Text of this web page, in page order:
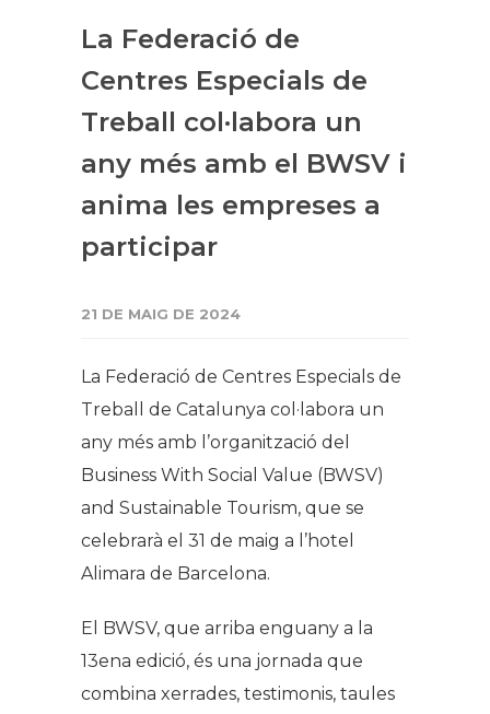
La Federació de
Centres Especials de
Treball col·labora un
any més amb el BWSV i
anima les empreses a
participar
21 DE MAIG DE 2024
La Federació de Centres Especials de
Treball de Catalunya col·labora un
any més amb l’organització del
Business With Social Value (BWSV)
and Sustainable Tourism, que se
celebrarà el 31 de maig a l’hotel
Alimara de Barcelona.
El BWSV, que arriba enguany a la
13ena edició, és una jornada que
combina xerrades, testimonis, taules